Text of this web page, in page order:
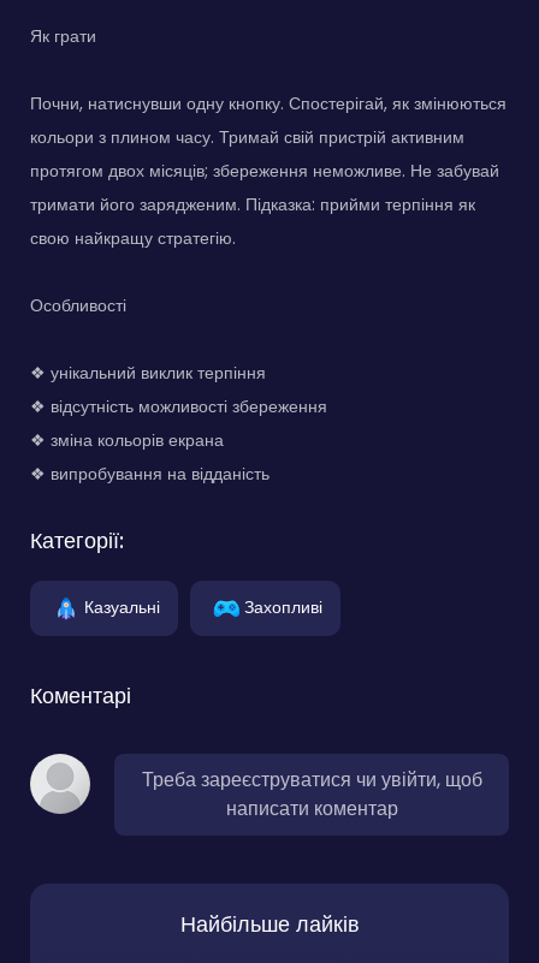
Як грати
Почни, натиснувши одну кнопку. Спостерігай, як змінюються
кольори з плином часу. Тримай свій пристрій активним
протягом двох місяців; збереження неможливе. Не забувай
тримати його зарядженим. Підказка: прийми терпіння як
свою найкращу стратегію.
Особливості
❖ унікальний виклик терпіння
❖ відсутність можливості збереження
❖ зміна кольорів екрана
❖ випробування на відданість
Категорії:
Казуальні Захопливі
Коментарі
Треба зареєструватися чи увійти, щоб
написати коментар
Найбільше лайків